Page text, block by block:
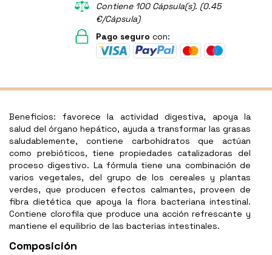
Contiene 100 Cápsula(s). (0.45
€/Cápsula)
Pago seguro con:
Beneficios: favorece la actividad digestiva, apoya la
salud del órgano hepático, ayuda a transformar las grasas
saludablemente, contiene carbohidratos que actúan
como prebióticos, tiene propiedades catalizadoras del
proceso digestivo. La fórmula tiene una combinación de
varios vegetales, del grupo de los cereales y plantas
verdes, que producen efectos calmantes, proveen de
fibra dietética que apoya la flora bacteriana intestinal.
Contiene clorofila que produce una acción refrescante y
mantiene el equilibrio de las bacterias intestinales.
Composición